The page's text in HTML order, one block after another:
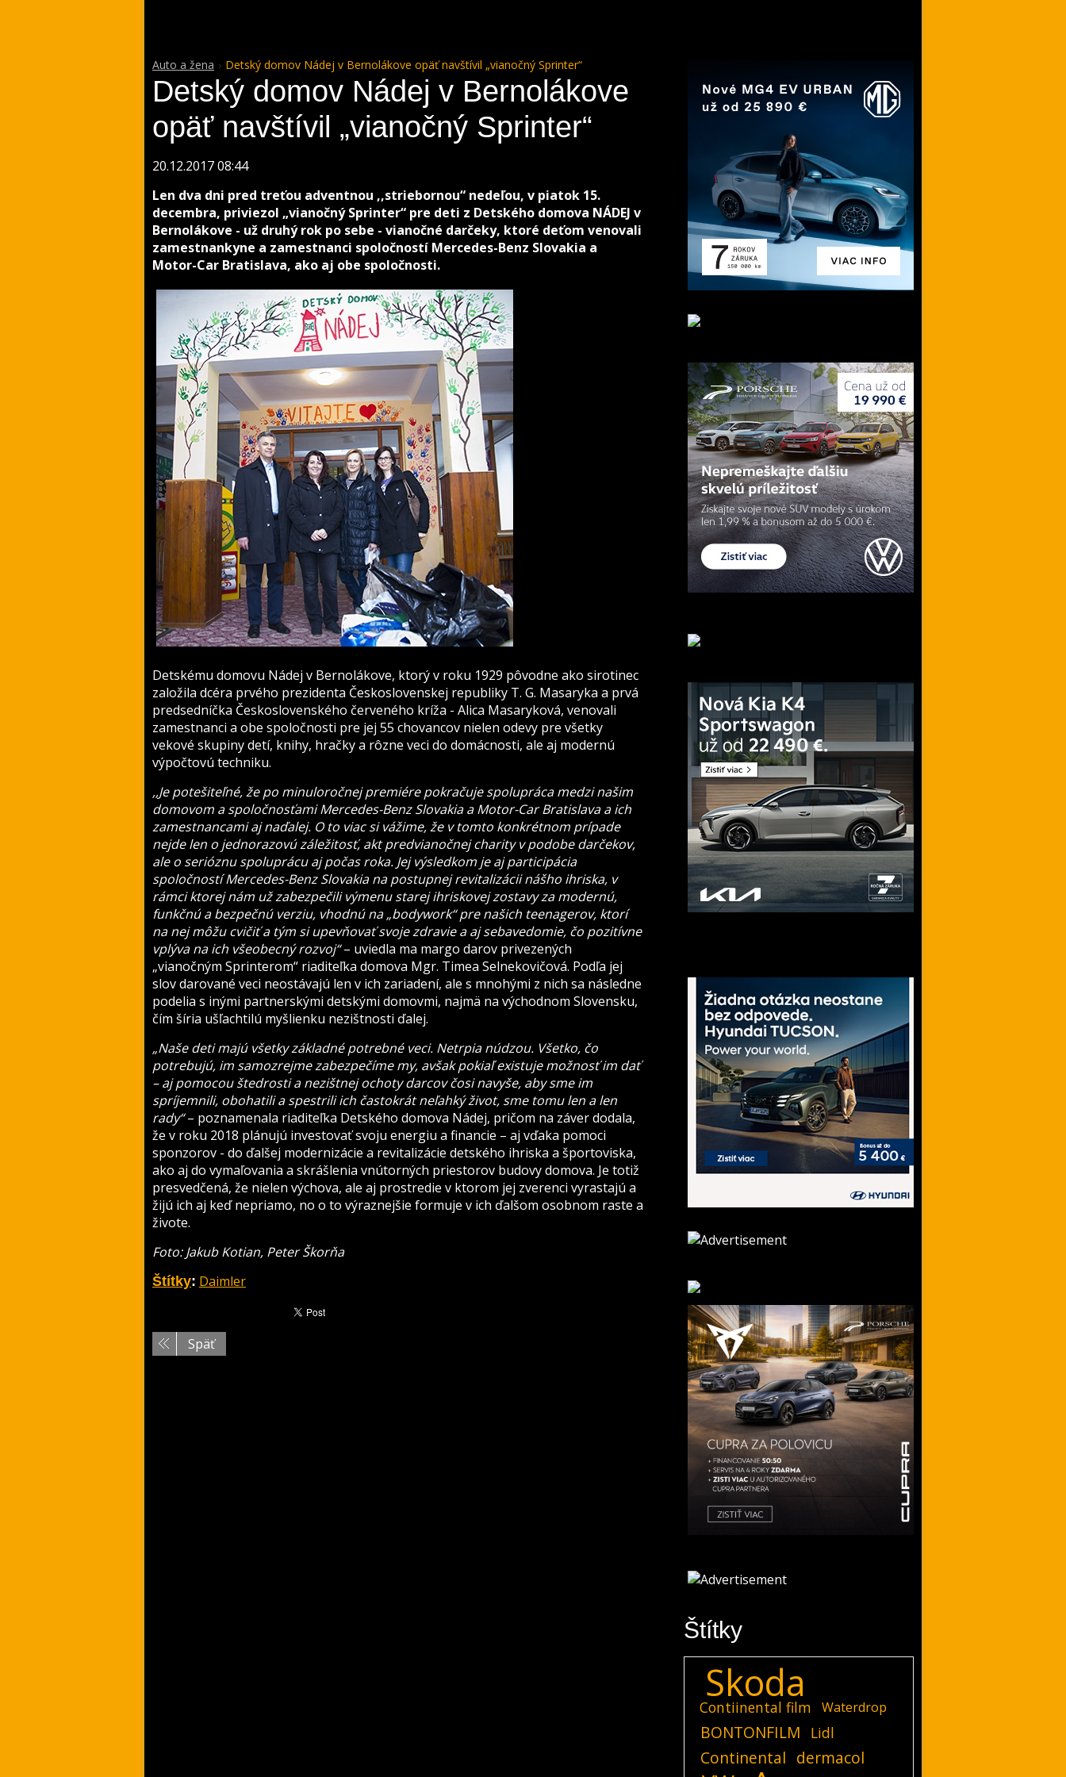
Auto a žena Detský domov Nádej v Bernolákove opäť navštívil „vianočný Sprinter“
Detský domov Nádej v Bernolákove
opäť navštívil „vianočný Sprinter“
20.12.2017 08:44
Len dva dni pred treťou adventnou ,,striebornou“ nedeľou, v piatok 15.
decembra, priviezol „vianočný Sprinter“ pre deti z Detského domova NÁDEJ v
Bernolákove - už druhý rok po sebe - vianočné darčeky, ktoré deťom venovali
zamestnankyne a zamestnanci spoločností Mercedes-Benz Slovakia a
Motor-Car Bratislava, ako aj obe spoločnosti.
Detskému domovu Nádej v Bernolákove, ktorý v roku 1929 pôvodne ako sirotinec
založila dcéra prvého prezidenta Československej republiky T. G. Masaryka a prvá
predsedníčka Československého červeného kríža - Alica Masaryková, venovali
zamestnanci a obe spoločnosti pre jej 55 chovancov nielen odevy pre všetky
vekové skupiny detí, knihy, hračky a rôzne veci do domácnosti, ale aj modernú
výpočtovú techniku.
,,Je potešiteľné, že po minuloročnej premiére pokračuje spolupráca medzi našim
domovom a spoločnosťami Mercedes-Benz Slovakia a Motor-Car Bratislava a ich
zamestnancami aj naďalej. O to viac si vážime, že v tomto konkrétnom prípade
nejde len o jednorazovú záležitosť, akt predvianočnej charity v podobe darčekov,
ale o serióznu spoluprácu aj počas roka. Jej výsledkom je aj participácia
spoločností Mercedes-Benz Slovakia na postupnej revitalizácii nášho ihriska, v
rámci ktorej nám už zabezpečili výmenu starej ihriskovej zostavy za modernú,
funkčnú a bezpečnú verziu, vhodnú na „bodywork“ pre našich teenagerov, ktorí
na nej môžu cvičiť a tým si upevňovať svoje zdravie a aj sebavedomie, čo pozitívne
vplýva na ich všeobecný rozvoj“– uviedla ma margo darov privezených
„vianočným Sprinterom“ riaditeľka domova Mgr. Timea Selnekovičová. Podľa jej
slov darované veci neostávajú len v ich zariadení, ale s mnohými z nich sa následne
podelia s inými partnerskými detskými domovmi, najmä na východnom Slovensku,
čím šíria ušľachtilú myšlienku nezištnosti ďalej.
„Naše deti majú všetky základné potrebné veci. Netrpia núdzou. Všetko, čo
potrebujú, im samozrejme zabezpečíme my, avšak pokiaľ existuje možnosť im dať
– aj pomocou štedrosti a nezištnej ochoty darcov čosi navyše, aby sme im
spríjemnili, obohatili a spestrili ich častokrát neľahký život, sme tomu len a len
rady“– poznamenala riaditeľka Detského domova Nádej, pričom na záver dodala,
že v roku 2018 plánujú investovať svoju energiu a financie – aj vďaka pomoci
sponzorov - do ďalšej modernizácie a revitalizácie detského ihriska a športoviska,
ako aj do vymaľovania a skrášlenia vnútorných priestorov budovy domova. Je totiž
presvedčená, že nielen výchova, ale aj prostredie v ktorom jej zverenci vyrastajú a
žijú ich aj keď nepriamo, no o to výraznejšie formuje v ich ďalšom osobnom raste a
živote.
Foto: Jakub Kotian, Peter Škorňa
Štítky: Daimler
Späť
Štítky
Skoda
Contiinental film Waterdrop
BONTONFILM Lidl
Continental dermacol